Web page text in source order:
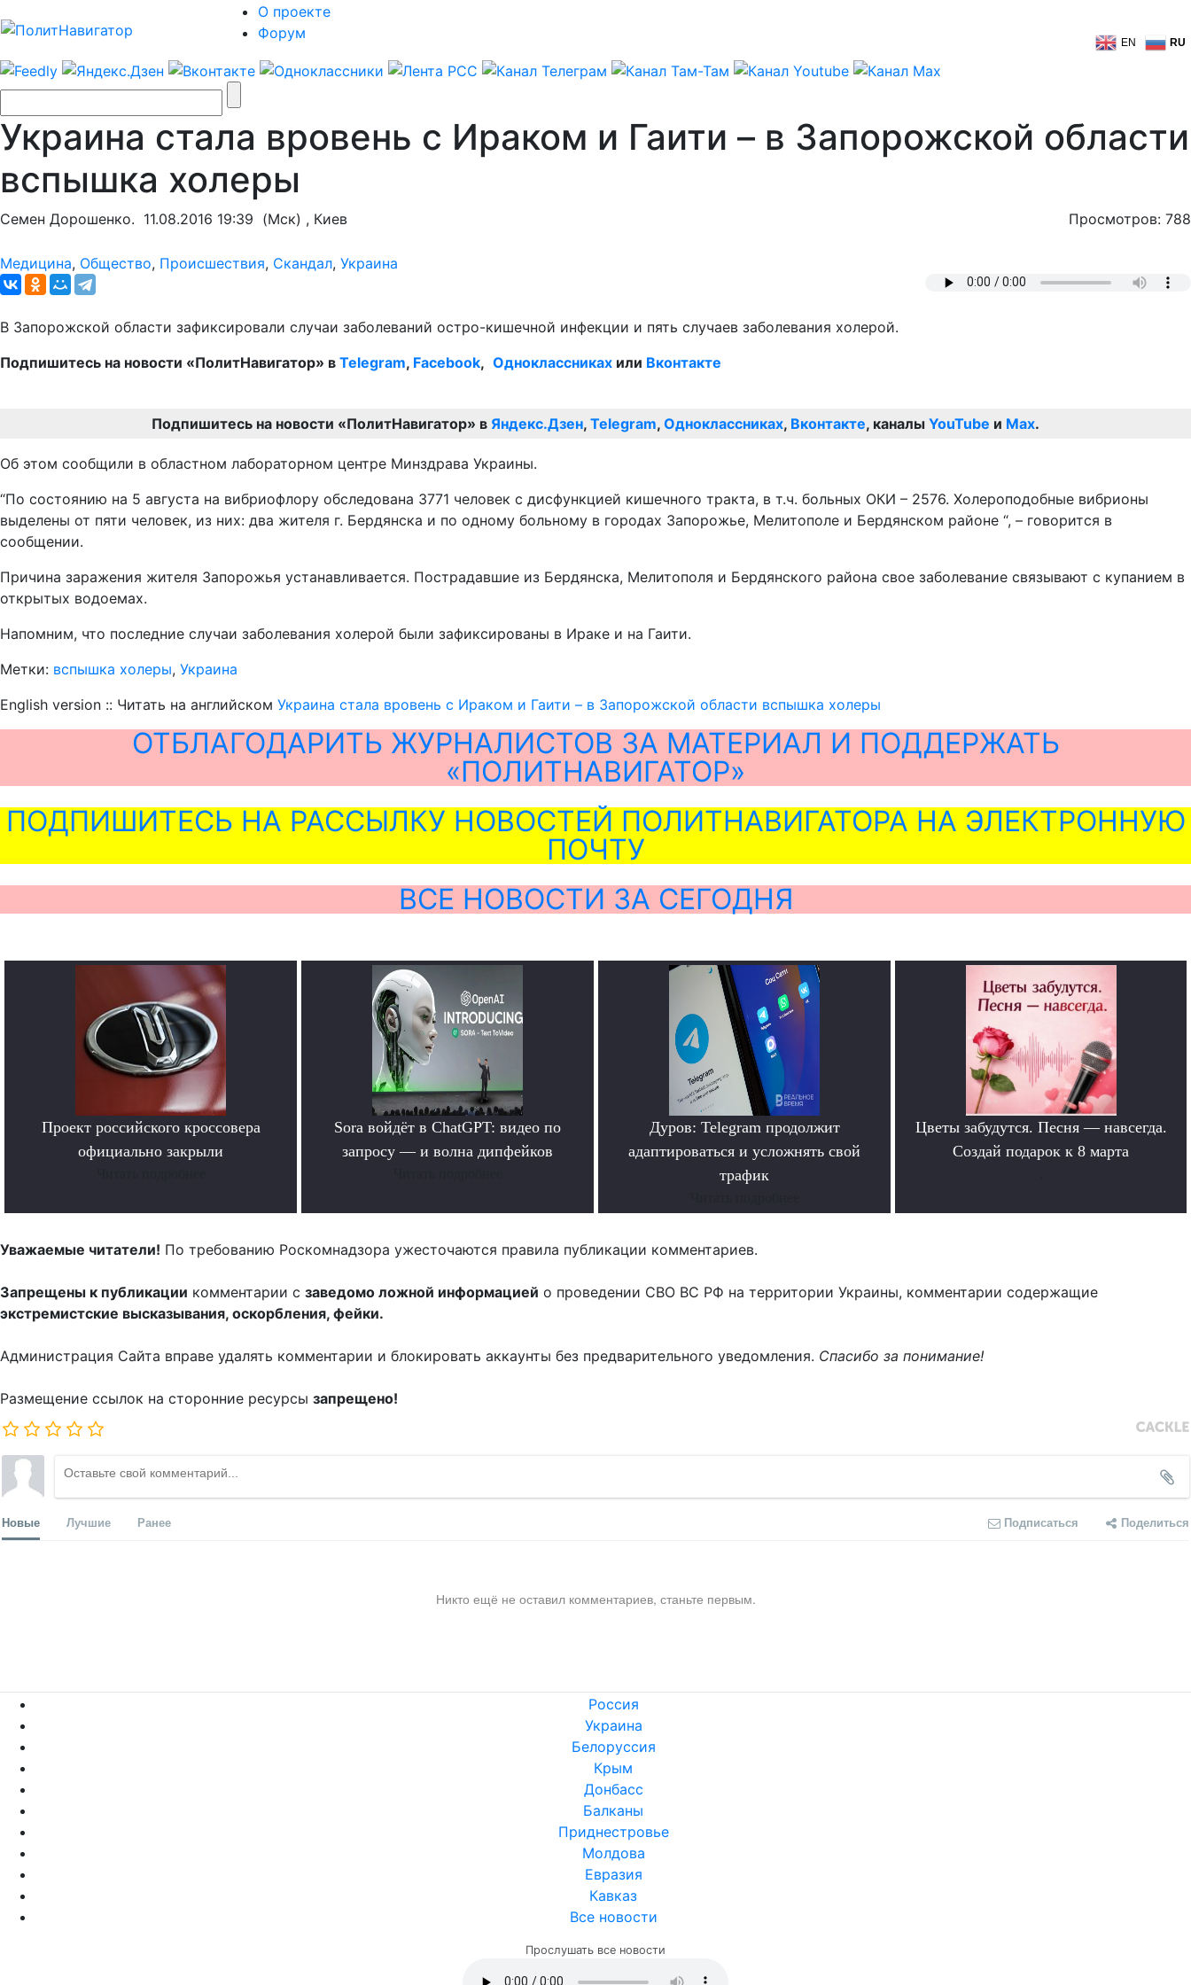
О проекте
Форум
EN RU
Украина стала вровень с Ираком и Гаити – в Запорожской области
вспышка холеры
Семен Дорошенко. 11.08.2016 19:39 (Мск) , Киев Просмотров: 788
Медицина, Общество, Происшествия, Скандал, Украина
В Запорожской области зафиксировали случаи заболеваний остро-кишечной инфекции и пять случаев заболевания холерой.
Подпишитесь на новости «ПолитНавигатор» в Telegram, Facebook, Одноклассниках или Вконтакте
Подпишитесь на новости «ПолитНавигатор» в Яндекс.Дзен, Telegram, Одноклассниках, Вконтакте, каналы YouTube и Max.
Об этом сообщили в областном лабораторном центре Минздрава Украины.
“По состоянию на 5 августа на вибриофлору обследована 3771 человек с дисфункцией кишечного тракта, в т.ч. больных ОКИ – 2576. Холероподобные вибрионы
выделены от пяти человек, из них: два жителя г. Бердянска и по одному больному в городах Запорожье, Мелитополе и Бердянском районе “, – говорится в
сообщении.
Причина заражения жителя Запорожья устанавливается. Пострадавшие из Бердянска, Мелитополя и Бердянского района свое заболевание связывают с купанием в
открытых водоемах.
Напомним, что последние случаи заболевания холерой были зафиксированы в Ираке и на Гаити.
Метки: вспышка холеры, Украина
English version :: Читать на английском Украина стала вровень с Ираком и Гаити – в Запорожской области вспышка холеры
ОТБЛАГОДАРИТЬ ЖУРНАЛИСТОВ ЗА МАТЕРИАЛ И ПОДДЕРЖАТЬ
«ПОЛИТНАВИГАТОР»
ПОДПИШИТЕСЬ НА РАССЫЛКУ НОВОСТЕЙ ПОЛИТНАВИГАТОРА НА ЭЛЕКТРОННУЮ
ПОЧТУ
ВСЕ НОВОСТИ ЗА СЕГОДНЯ
Проект российского кроссовера
официально закрыли
Sora войдёт в ChatGPT: видео по
запросу — и волна дипфейков
Дуров: Telegram продолжит
адаптироваться и усложнять свой
трафик
Цветы забудутся. Песня — навсегда.
Создай подарок к 8 марта
Уважаемые читатели! По требованию Роскомнадзора ужесточаются правила публикации комментариев.
Запрещены к публикации комментарии с заведомо ложной информацией о проведении СВО ВС РФ на территории Украины, комментарии содержащие
экстремистские высказывания, оскорбления, фейки.
Администрация Сайта вправе удалять комментарии и блокировать аккаунты без предварительного уведомления. Спасибо за понимание!
Размещение ссылок на сторонние ресурсы запрещено!
Новые Лучшие Ранее Подписаться Поделиться
Никто ещё не оставил комментариев, станьте первым.
Россия
Украина
Белоруссия
Крым
Донбасс
Балканы
Приднестровье
Молдова
Евразия
Кавказ
Все новости
Прослушать все новости